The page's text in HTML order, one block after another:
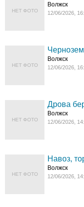
НЕТ ФОТО
Волжск
12/06/2026,
НЕТ ФОТО
Волжск
12/06/2026,
НЕТ ФОТО
Дрова
Волжск
12/06/2026,
НЕТ ФОТО
Навоз,
Волжск
12/06/2026,